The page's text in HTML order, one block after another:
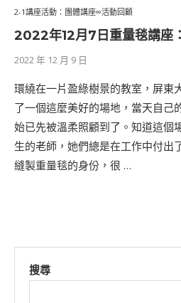
2-1講座活動：團體講座∞活動回顧
2022年12月7日重量毯講座
2022 年 12 月 9 日
環繞在一片盈綠樹景的教室，屏東
了一個這麼美好的場地，當天自己
始已先被溫柔照顧到了。​知道這個
生的老師，她們總是在工作中付出
縫製重量毯的身份，很 …
搜尋